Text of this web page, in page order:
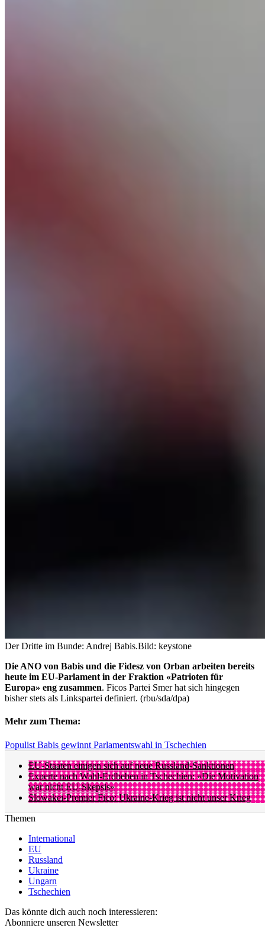
Der Dritte im Bunde: Andrej Babis.Bild: keystone
Die ANO von Babis und die Fidesz von Orban arbeiten bereits
heute im EU-Parlament in der Fraktion «Patrioten für
Europa» eng zusammen. Ficos Partei Smer hat sich hingegen
bisher stets als Linkspartei definiert. (rbu/sda/dpa)
Mehr zum Thema:
Populist Babis gewinnt Parlamentswahl in Tschechien
EU-Staaten einigen sich auf neue Russland-Sanktionen
Experte nach Wahl-Erdbeben in Tschechien: «Die Motivation
war nicht EU-Skepsis»
Slowakei-Premier Fico: Ukraine-Krieg ist nicht unser Krieg
Themen
International
EU
Russland
Ukraine
Ungarn
Tschechien
Das könnte dich auch noch interessieren:
Abonniere unseren Newsletter